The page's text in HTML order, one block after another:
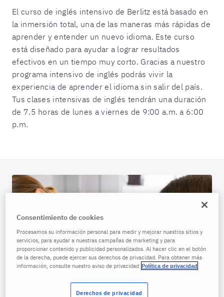
El curso de inglés intensivo de Berlitz está basado en
la inmersión total, una de las maneras más rápidas de
aprender y entender un nuevo idioma. Este curso
está diseñado para ayudar a lograr resultados
efectivos en un tiempo muy corto. Gracias a nuestro
programa intensivo de inglés podrás vivir la
experiencia de aprender el idioma sin salir del país.
Tus clases intensivas de inglés tendrán una duración
de 7.5 horas de lunes a viernes de 9:00 a.m. a 6:00
p.m.
Consentimiento de cookies
Procesamos su información personal para medir y mejorar nuestros sitios y
servicios, para ayudar a nuestras campañas de marketing y para
proporcionar contenido y publicidad personalizados. Al hacer clic en el botón
de la derecha, puede ejercer sus derechos de privacidad. Para obtener más
información, consulte nuestro aviso de privacidad Política de privacidad
Derechos de privacidad